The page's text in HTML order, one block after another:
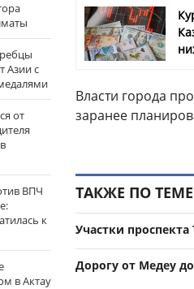
Азии с
от
ВПЧ
к
в Актау
Власти города
заранее
ТАКЖЕ ПО ТЕМЕ
Участки
Дорогу от Медеу